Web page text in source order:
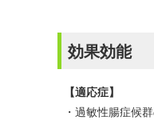
効果効能
【適応症】
・過敏性腸症候